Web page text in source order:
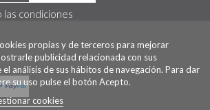
las condiciones
propias y de terceros para mejorar
publicidad relacionada con sus
análisis de sus hábitos de navegación. Para dar
su uso pulse el botón Acepto.
cookies